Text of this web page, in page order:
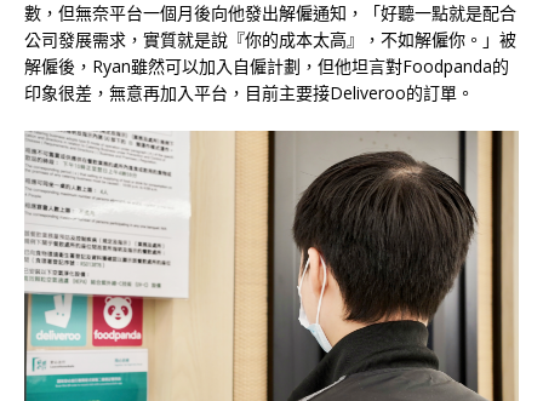
數，但無奈平台一個月後向他發出解僱通知，「好聽一點就是配合
公司發展需求，實質就是說『你的成本太高』，不如解僱你。」被
解僱後，Ryan雖然可以加入自僱計劃，但他坦言對Foodpanda的
印象很差，無意再加入平台，目前主要接Deliveroo的訂單。